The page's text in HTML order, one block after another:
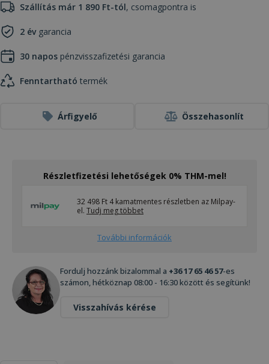
Szállítás már 1 890 Ft-tól, csomagpontra is
2 évgarancia
30 napos pénzvisszafizetési garancia
Fenntartható termék
Árfigyelő Összehasonlít
Részletfizetési lehetőségek 0% THM-mel!
32 498 Ft 4 kamatmentes részletben az Milpay-
el. Tudj meg többet
További információk
Fordulj hozzánk bizalommal a +36 17 65 46 57-es
számon, hétköznap 08:00 - 16:30 között és segítünk!
Visszahívás kérése